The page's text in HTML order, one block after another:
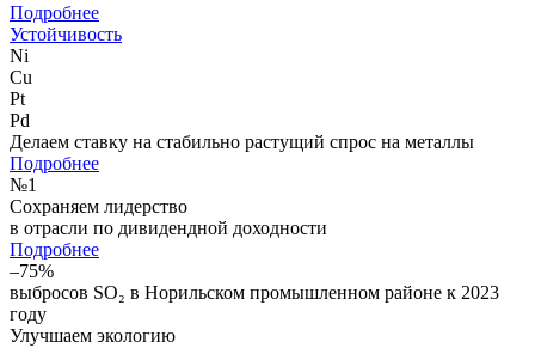
Подробнее
Устойчивость
Ni
Cu
Pt
Pd
Делаем ставку на стабильно растущий спрос на металлы
Подробнее
№1
Сохраняем лидерство
в отрасли по дивидендной доходности
Подробнее
–75%
выбросов SO₂ в Норильском промышленном районе к 2023
году
Улучшаем экологию